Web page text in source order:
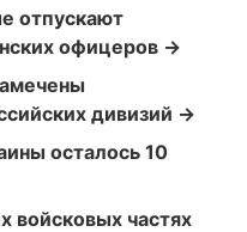
отпускают
офицеров →
дивизий →
осталось 10
войсковых частях